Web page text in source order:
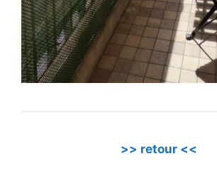
>> retour <<